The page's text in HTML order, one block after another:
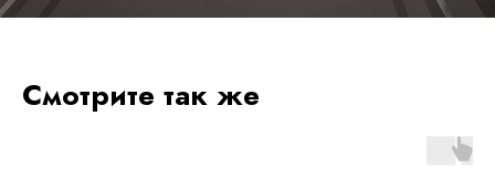
Смотрите так же